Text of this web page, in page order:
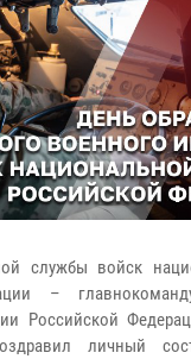
службы войск
–
Российской
личный